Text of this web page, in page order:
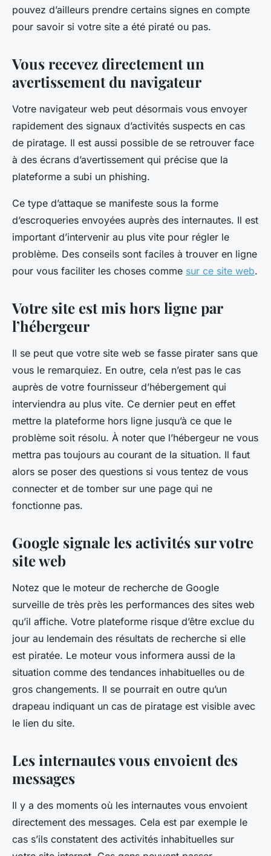
régis•5 novembre 2023•2 min de lecture
pouvez d’ailleurs prendre certains signes en compte
pour savoir si votre site a été piraté ou pas.
Vous recevez directement un
avertissement du navigateur
Votre navigateur web peut désormais vous envoyer
rapidement des signaux d’activités suspects en cas
de piratage. Il est aussi possible de se retrouver face
à des écrans d’avertissement qui précise que la
plateforme a subi un phishing.
Ce type d’attaque se manifeste sous la forme
d’escroqueries envoyées auprès des internautes. Il est
important d’intervenir au plus vite pour régler le
problème. Des conseils sont faciles à trouver en ligne
pour vous faciliter les choses comme sur ce site web.
Votre site est mis hors ligne par
l’hébergeur
Il se peut que votre site web se fasse pirater sans que
vous le remarquiez. En outre, cela n’est pas le cas
auprès de votre fournisseur d’hébergement qui
interviendra au plus vite. Ce dernier peut en effet
mettre la plateforme hors ligne jusqu’à ce que le
problème soit résolu. À noter que l’hébergeur ne vous
mettra pas toujours au courant de la situation. Il faut
alors se poser des questions si vous tentez de vous
connecter et de tomber sur une page qui ne
fonctionne pas.
Google signale les activités sur votre
site web
Notez que le moteur de recherche de Google
surveille de très près les performances des sites web
qu’il affiche. Votre plateforme risque d’être exclue du
jour au lendemain des résultats de recherche si elle
est piratée. Le moteur vous informera aussi de la
situation comme des tendances inhabituelles ou de
gros changements. Il se pourrait en outre qu’un
drapeau indiquant un cas de piratage est visible avec
le lien du site.
Les internautes vous envoient des
messages
Il y a des moments où les internautes vous envoient
directement des messages. Cela est par exemple le
cas s’ils constatent des activités inhabituelles sur